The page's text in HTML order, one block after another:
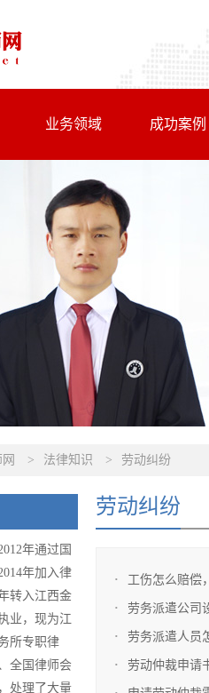
业务领域 成功案例
> 法律知识 > 劳动纠纷
年通过国
年加入律
转入江西金
业，现为江
所专职律
全国律师会
处理了大量
劳动纠纷
工伤怎么赔偿
劳务派遣公司
劳务派遣人员
劳动仲裁申请